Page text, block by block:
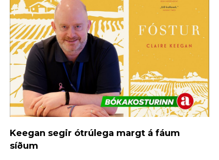
Keegan segir ótrúlega margt á fáum
síðum